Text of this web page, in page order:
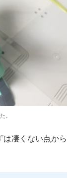
。
は凄くない点から